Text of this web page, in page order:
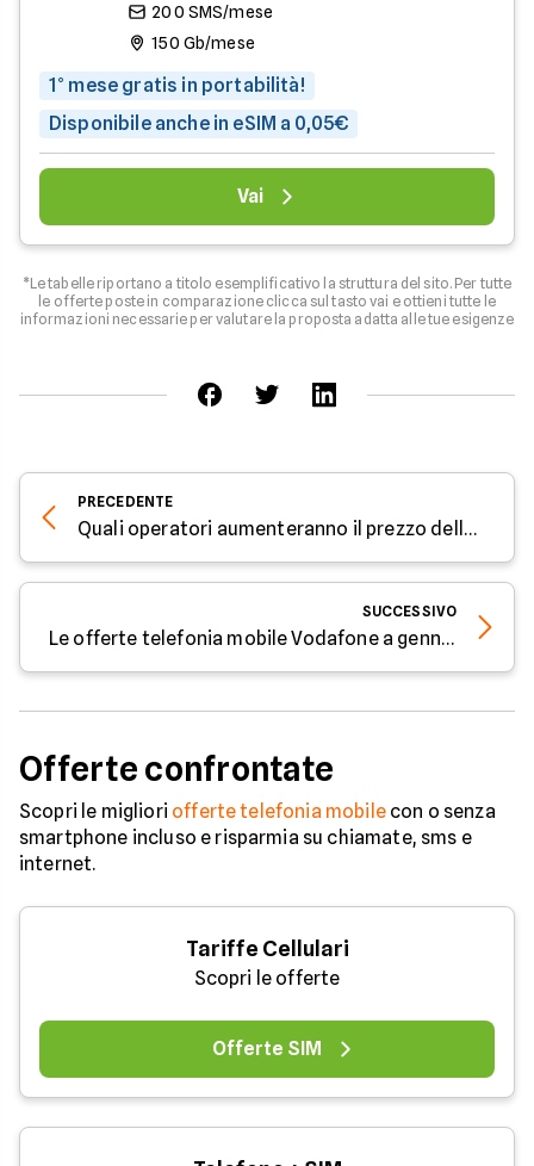
200 SMS/mese
150 Gb/mese
1° mese gratis in portabilità!
Disponibile anche in eSIM a 0,05€
Vai
*Le tabelle riportano a titolo esemplificativo la struttura del sito. Per tutte
le offerte poste in comparazione clicca sul tasto vai e ottieni tutte le
informazioni necessarie per valutare la proposta adatta alle tue esigenze
PRECEDENTE
Quali operatori aumenteranno il prezzo delle offerte mobile e internet?
SUCCESSIVO
Le offerte telefonia mobile Vodafone a gennaio 2024
Offerte confrontate
Scopri le migliori offerte telefonia mobilecon o senza
smartphone incluso e risparmia su chiamate, sms e
internet.
Tariffe Cellulari
Scopri le offerte
Offerte SIM